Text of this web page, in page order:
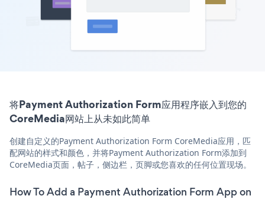
将Payment Authorization Form应用程序嵌入到您的
CoreMedia网站上从未如此简单
创建自定义的Payment Authorization Form CoreMedia应用，匹
配网站的样式和颜色，并将Payment Authorization Form添加到
CoreMedia页面，帖子，侧边栏，页脚或您喜欢的任何位置现场。
How To Add a Payment Authorization Form App on